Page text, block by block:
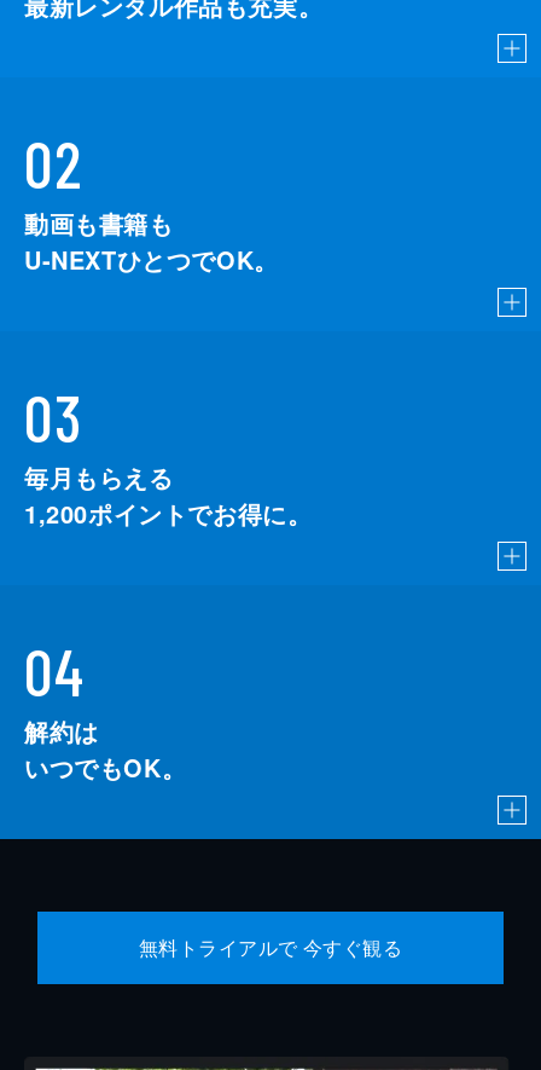
02
動画も書籍も
U-NEXTひとつでOK。
03
毎月もらえる
1,200ポイントでお得に。
04
解約は
いつでもOK。
無料トライアルで 今すぐ観る